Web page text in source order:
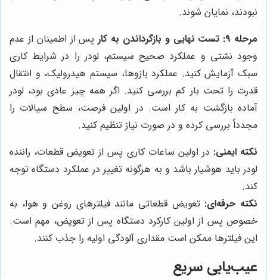
نبودند، نمایان شوند.
مرحله ۹: تست نهایی و بازگرداندن به کار
پس از اطمینان از عدم
وجود نشتی و عملکرد صحیح سیستم، لودر را در شرایط کاری
سبک آزمایش کنید. عملکرد بازوها، سیستم هیدرولیک، و انتقال
قدرت را تحت بار کم بررسی کنید. اگر همه چیز عادی بود، لودر
آماده بازگشت به کار است. در اولین فرصت، سطح سیالات را
مجدداً بررسی کرده و در صورت نیاز تنظیم کنید.
نکته ایمنی: در اولین ساعات کاری پس از تعویض قطعات، راننده
لودر باید هوشیار باشد و به هرگونه تغییر در عملکرد دستگاه توجه
کند.
نکته حرفه‌ای: تعویض قطعاتی مانند فیلترهای روغن و هوا، به
خصوص پس از اولین کارکرد دستگاه پس از تعویض، مهم است.
این فیلترها ممکن است مقداری آلودگی اولیه را جذب کنند.
عیب‌یابی سریع